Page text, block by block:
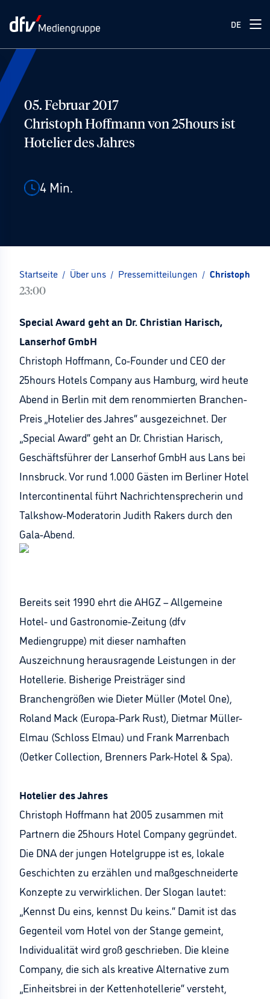
DE
05. Februar 2017
Christoph Hoffmann von 25hours ist
Hotelier des Jahres
4 Min.
Startseite / Über uns / Pressemitteilungen / Christoph
23:00
Special Award geht an Dr. Christian Harisch,
Lanserhof GmbH
Christoph Hoffmann, Co-Founder und CEO der
25hours Hotels Company aus Hamburg, wird heute
Abend in Berlin mit dem renommierten Branchen-
Preis „Hotelier des Jahres“ ausgezeichnet. Der
„Special Award“ geht an Dr. Christian Harisch,
Geschäftsführer der Lanserhof GmbH aus Lans bei
Innsbruck. Vor rund 1.000 Gästen im Berliner Hotel
Intercontinental führt Nachrichtensprecherin und
Talkshow-Moderatorin Judith Rakers durch den
Gala-Abend.
Bereits seit 1990 ehrt die AHGZ – Allgemeine
Hotel- und Gastronomie-Zeitung (dfv
Mediengruppe) mit dieser namhaften
Auszeichnung herausragende Leistungen in der
Hotellerie. Bisherige Preisträger sind
Branchengrößen wie Dieter Müller (Motel One),
Roland Mack (Europa-Park Rust), Dietmar Müller-
Elmau (Schloss Elmau) und Frank Marrenbach
(Oetker Collection, Brenners Park-Hotel & Spa).
Hotelier des Jahres
Christoph Hoffmann hat 2005 zusammen mit
Partnern die 25hours Hotel Company gegründet.
Die DNA der jungen Hotelgruppe ist es, lokale
Geschichten zu erzählen und maßgeschneiderte
Konzepte zu verwirklichen. Der Slogan lautet:
„Kennst Du eins, kennst Du keins.“ Damit ist das
Gegenteil vom Hotel von der Stange gemeint,
Individualität wird groß geschrieben. Die kleine
Company, die sich als kreative Alternative zum
„Einheitsbrei in der Kettenhotellerie“ versteht,